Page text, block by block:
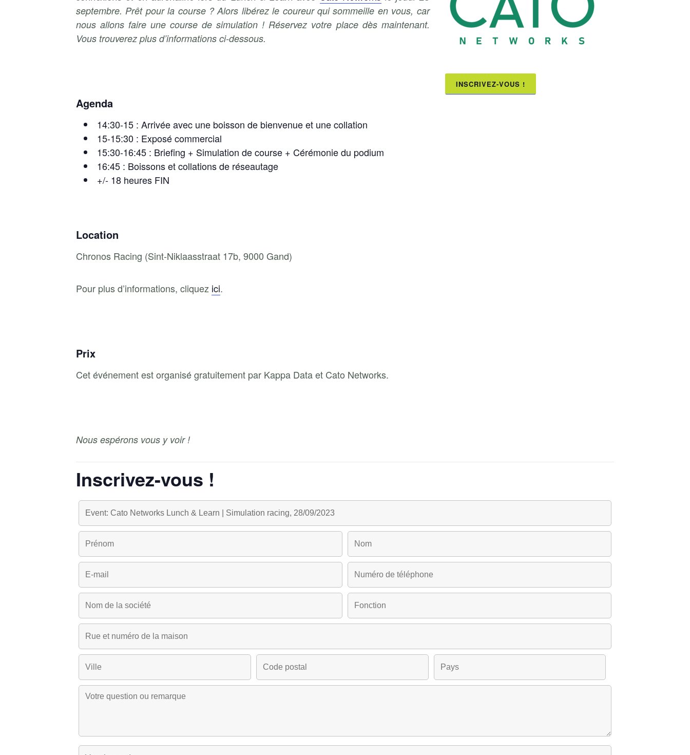
septembre. Prêt pour la course ? Alors libérez le coureur qui sommeille en vous, car
nous allons faire une course de simulation ! Réservez votre place dès maintenant.
Vous trouverez plus d’informations ci-dessous.
Agenda
14:30-15 : Arrivée avec une boisson de bienvenue et une collation
15-15:30 : Exposé commercial
15:30-16:45 : Briefing + Simulation de course + Cérémonie du podium
16:45 : Boissons et collations de réseautage
+/- 18 heures FIN
Location
Chronos Racing (Sint-Niklaasstraat 17b, 9000 Gand)
Pour plus d’informations, cliquez ici.
Prix
Cet événement est organisé gratuitement par Kappa Data et Cato Networks.
Nous espérons vous y voir !
INSCRIVEZ-VOUS !
Inscrivez-vous !